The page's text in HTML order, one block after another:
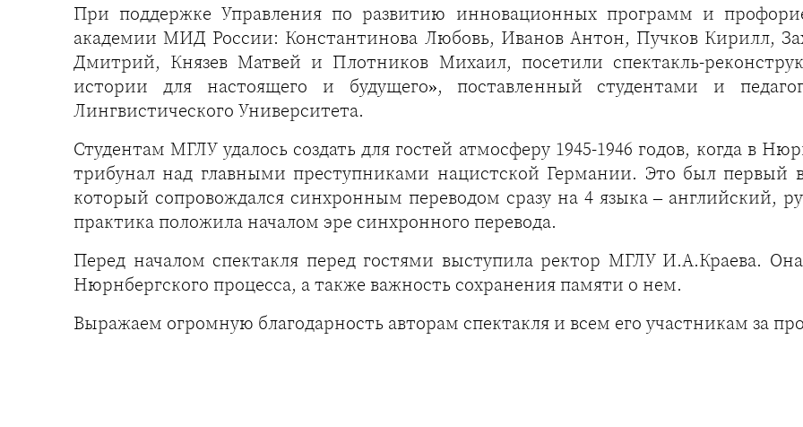
При поддержке Управления по развитию инновационных программ и
академии МИД России: Константинова Любовь, Иванов Антон, Пучков Кирилл,
Дмитрий, Князев Матвей и Плотников Михаил, посетили спектакль-
истории для настоящего и будущего», поставленный студентами и
Лингвистического Университета.
Студентам МГЛУ удалось создать для гостей атмосферу 1945-1946 годов, когда в
трибунал над главными преступниками нацистской Германии. Это был первый
который сопровождался синхронным переводом сразу на 4 языка – английский,
практика положила началом эре синхронного перевода.
Перед началом спектакля перед гостями выступила ректор МГЛУ И.А.Краева.
Нюрнбергского процесса, а также важность сохранения памяти о нем.
Выражаем огромную благодарность авторам спектакля и всем его участникам за